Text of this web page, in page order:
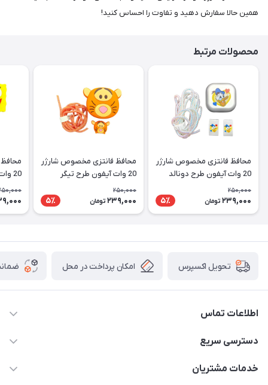
همین حالا سفارش دهید و تفاوت را احساس کنید!
محصولات مرتبط
محافظ فانتزی مخصوص شارژر
20 وات آیفون طرح دونالد
250,000
239,000 تومان 5٪
محافظ فانتزی مخصوص شارژر
20 وات آیفون طرح تیگر
250,000
239,000 تومان 5٪
20
تحویل اکسپرس امکان پرداخت در محل
اطلاعات تماس
09170030302
دسترسی سریع
حساب کاربری
خدمات مشتریان